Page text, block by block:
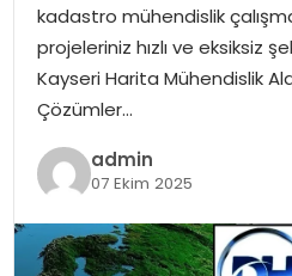
MAGAZIN
TEKNOLOJI
kadastro mühendislik
projeleriniz hızlı ve eksiksiz
Kayseri Harita Mühendislik
Çözümler…
admin
07 Ekim 2025